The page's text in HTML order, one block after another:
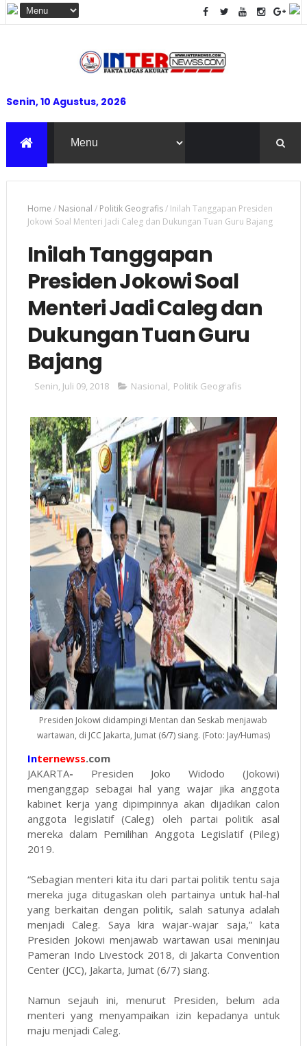
Senin, 10 Agustus, 2026
Home / Nasional / Politik Geografis/ Inilah Tanggapan Presiden
Jokowi Soal Menteri Jadi Caleg dan Dukungan Tuan Guru Bajang
Inilah Tanggapan
Presiden Jokowi Soal
Menteri Jadi Caleg dan
Dukungan Tuan Guru
Bajang
Senin, Juli 09, 2018 Nasional, Politik Geografis
Presiden Jokowi didampingi Mentan dan Seskab menjawab
wartawan, di JCC Jakarta, Jumat (6/7) siang. (Foto: Jay/Humas)
Internewss.com
JAKARTA- Presiden Joko Widodo (Jokowi)
menganggap sebagai hal yang wajar jika anggota
kabinet kerja yang dipimpinnya akan dijadikan calon
anggota legislatif (Caleg) oleh partai politik asal
mereka dalam Pemilihan Anggota Legislatif (Pileg)
2019.
“Sebagian menteri kita itu dari partai politik tentu saja
mereka juga ditugaskan oleh partainya untuk hal-hal
yang berkaitan dengan politik, salah satunya adalah
menjadi Caleg. Saya kira wajar-wajar saja,” kata
Presiden Jokowi menjawab wartawan usai meninjau
Pameran Indo Livestock 2018, di Jakarta Convention
Center (JCC), Jakarta, Jumat (6/7) siang.
Namun sejauh ini, menurut Presiden, belum ada
menteri yang menyampaikan izin kepadanya untuk
maju menjadi Caleg.